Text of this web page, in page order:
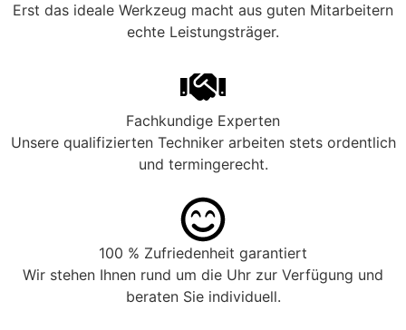
Erst das ideale Werkzeug macht aus guten Mitarbeitern
echte Leistungsträger.
Fachkundige Experten
Unsere qualifizierten Techniker arbeiten stets ordentlich
und termingerecht.
100 % Zufriedenheit garantiert
Wir stehen Ihnen rund um die Uhr zur Verfügung und
beraten Sie individuell.